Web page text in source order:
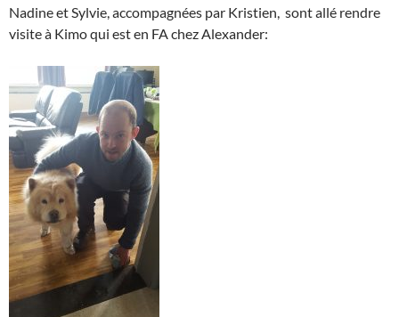
Nadine et Sylvie, accompagnées par Kristien, sont allé rendre
visite à Kimo qui est en FA chez Alexander: